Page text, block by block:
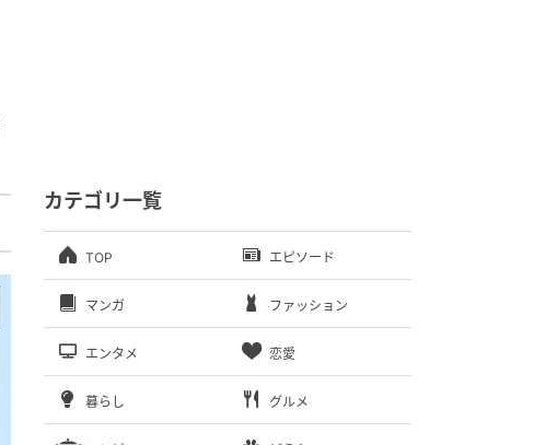
カテゴリ一覧
TOP エピソード
マンガ ファッション
エンタメ 恋愛
暮らし グルメ